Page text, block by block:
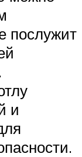
послужит
и